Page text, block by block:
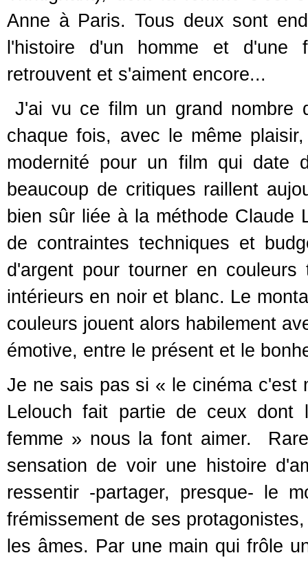
Anne à Paris. Tous deux sont
l'histoire d'un homme et d'une
retrouvent et s'aiment encore...
J'ai vu ce film un grand nombre
chaque fois, avec le même
modernité pour un film qui date
beaucoup de critiques raillent
bien sûr liée à la méthode Claude
de contraintes techniques et
d'argent pour tourner en
intérieurs en noir et blanc. Le
couleurs jouent alors habilement
émotive, entre le présent et le
Je ne sais pas si « le cinéma c'est
Lelouch fait partie de ceux
femme » nous la font aimer.
sensation de voir une histoire
ressentir -partager, presque- le
frémissement de ses
les âmes. Par une main qui frôle